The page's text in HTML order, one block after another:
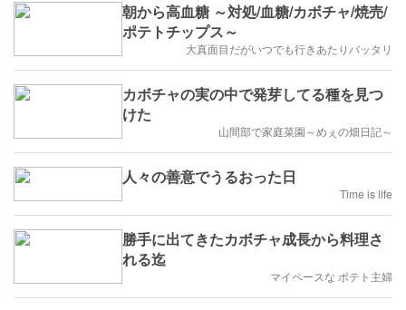
朝から高血糖 ～対処/血糖/カボチャ/焼売/
ポテトチップス～
大真面目だがいつでも行きあたりバッタリ
カボチャの実の中で発芽してる種を見つ
けた
山間部で家庭菜園～めぇの畑日記～
人々の善意でうるおった日
Time is life
勝手に出てきたカボチャ成長から料理さ
れる迄
マイペースな ポテト主婦